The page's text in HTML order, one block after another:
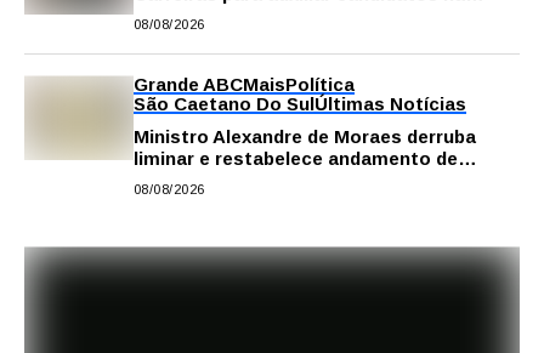
escolha da profissão
08/08/2026
Grande ABCMaisPolítica
São Caetano Do SulÚltimas Notícias
Ministro Alexandre de Moraes derruba
liminar e restabelece andamento de
comissão processante contra vereador
08/08/2026